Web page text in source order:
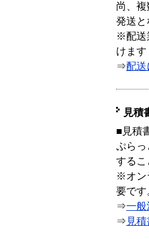
尚、
発送と
※配送
けます
⇒配
見積
■見積
ぷらっ
するこ
※オン
要です
⇒一般
⇒ 見